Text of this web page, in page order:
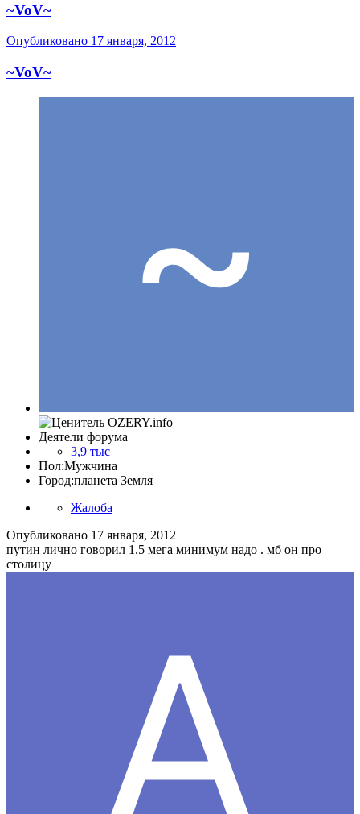
~VoV~
Опубликовано 17 января, 2012
~VoV~
Деятели форума
3,9 тыс
Пол:Мужчина
Город:планета Земля
Жалоба
Опубликовано 17 января, 2012
путин лично говорил 1.5 мега минимум надо . мб он про
столицу